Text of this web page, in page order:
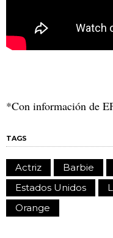
*Con información de
TAGS
Actriz Barbie
Estados Unidos
Orange